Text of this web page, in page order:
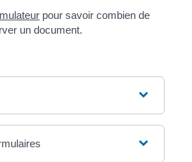
pour savoir combien de
un document.